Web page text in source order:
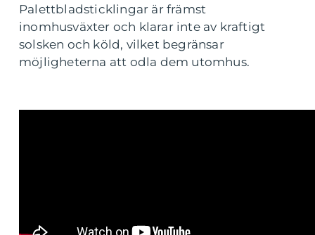
Palettbladsticklingar är främst
inomhusväxter och klarar inte av kraftigt
solsken och köld, vilket begränsar
möjligheterna att odla dem utomhus.